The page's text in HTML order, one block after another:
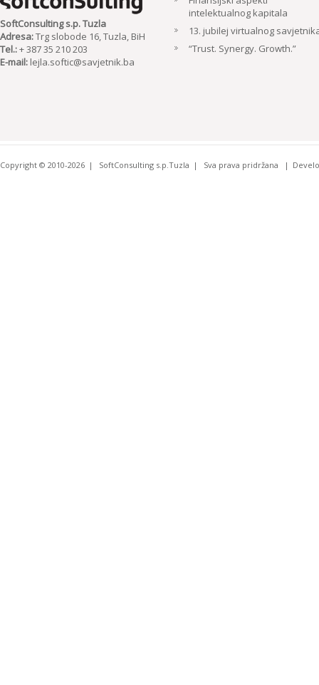
SoftConsulting s.p. Tuzla
Adresa:Trg slobode 16, Tuzla, BiH
Tel.:+ 387 35 210 203
E-mail: lejla.softic@savjetnik.ba
intelektualnog kapitala
13. jubilej virtualnog
“Trust. Synergy. Growth.”
Copyright © 2010-2026 SoftConsulting s.p.Tuzla Sva prava pridržana